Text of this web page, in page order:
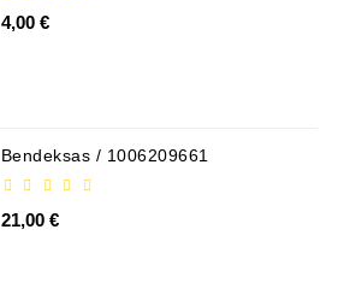
4,00 €
Bendeksas / 1006209661
21,00 €